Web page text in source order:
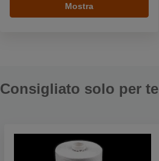
Mostra
Consigliato solo per te